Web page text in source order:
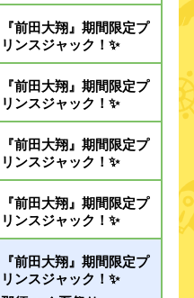
『前田大翔』期間限定プ
リンスジャック！✨
『前田大翔』期間限定プ
リンスジャック！✨
『前田大翔』期間限定プ
リンスジャック！✨
『前田大翔』期間限定プ
リンスジャック！✨
『前田大翔』期間限定プ
リンスジャック！✨